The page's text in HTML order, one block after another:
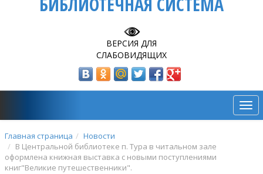
ВЕРСИЯ ДЛЯ
СЛАБОВИДЯЩИХ
Главная страница
Новости
В Центральной библиотеке п. Тура в читальном зале
оформлена книжная выставка с новыми поступлениями
книг"Великие путешественники".